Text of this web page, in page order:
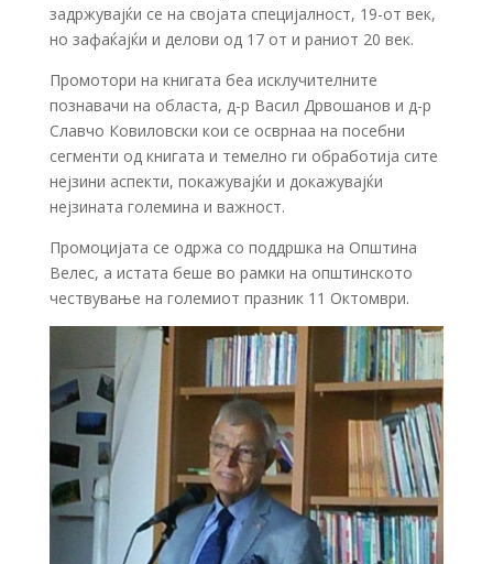
задржувајќи се на својата специјалност, 19-от век,
но зафаќајќи и делови од 17 от и раниот 20 век.
Промотори на книгата беа исклучителните
познавачи на областа, д-р Васил Дрвошанов и д-р
Славчо Ковиловски кои се осврнаа на посебни
сегменти од книгата и темелно ги обработија сите
нејзини аспекти, покажувајќи и докажувајќи
нејзината големина и важност.
Промоцијата се одржа со поддршка на Општина
Велес, а истата беше во рамки на општинското
чествување на големиот празник 11 Октомври.